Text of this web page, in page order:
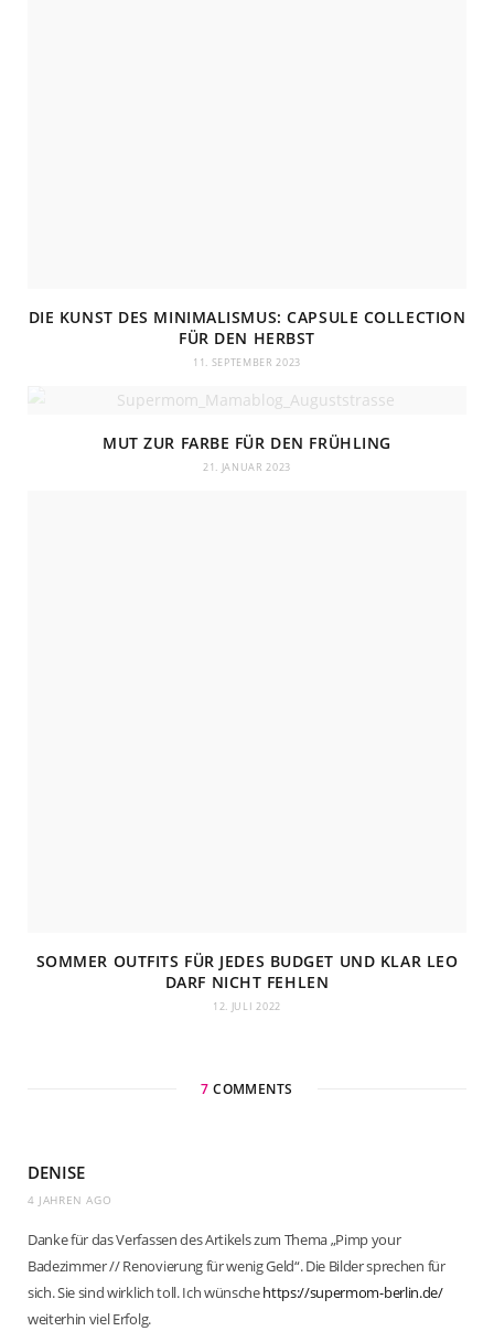
DIE KUNST DES MINIMALISMUS: CAPSULE COLLECTION
FÜR DEN HERBST
11. SEPTEMBER 2023
MUT ZUR FARBE FÜR DEN FRÜHLING
21. JANUAR 2023
SOMMER OUTFITS FÜR JEDES BUDGET UND KLAR LEO
DARF NICHT FEHLEN
12. JULI 2022
7 COMMENTS
DENISE
4 JAHREN AGO
Danke für das Verfassen des Artikels zum Thema „Pimp your
Badezimmer // Renovierung für wenig Geld“. Die Bilder sprechen für
sich. Sie sind wirklich toll. Ich wünschehttps://supermom-berlin.de/
weiterhin viel Erfolg.